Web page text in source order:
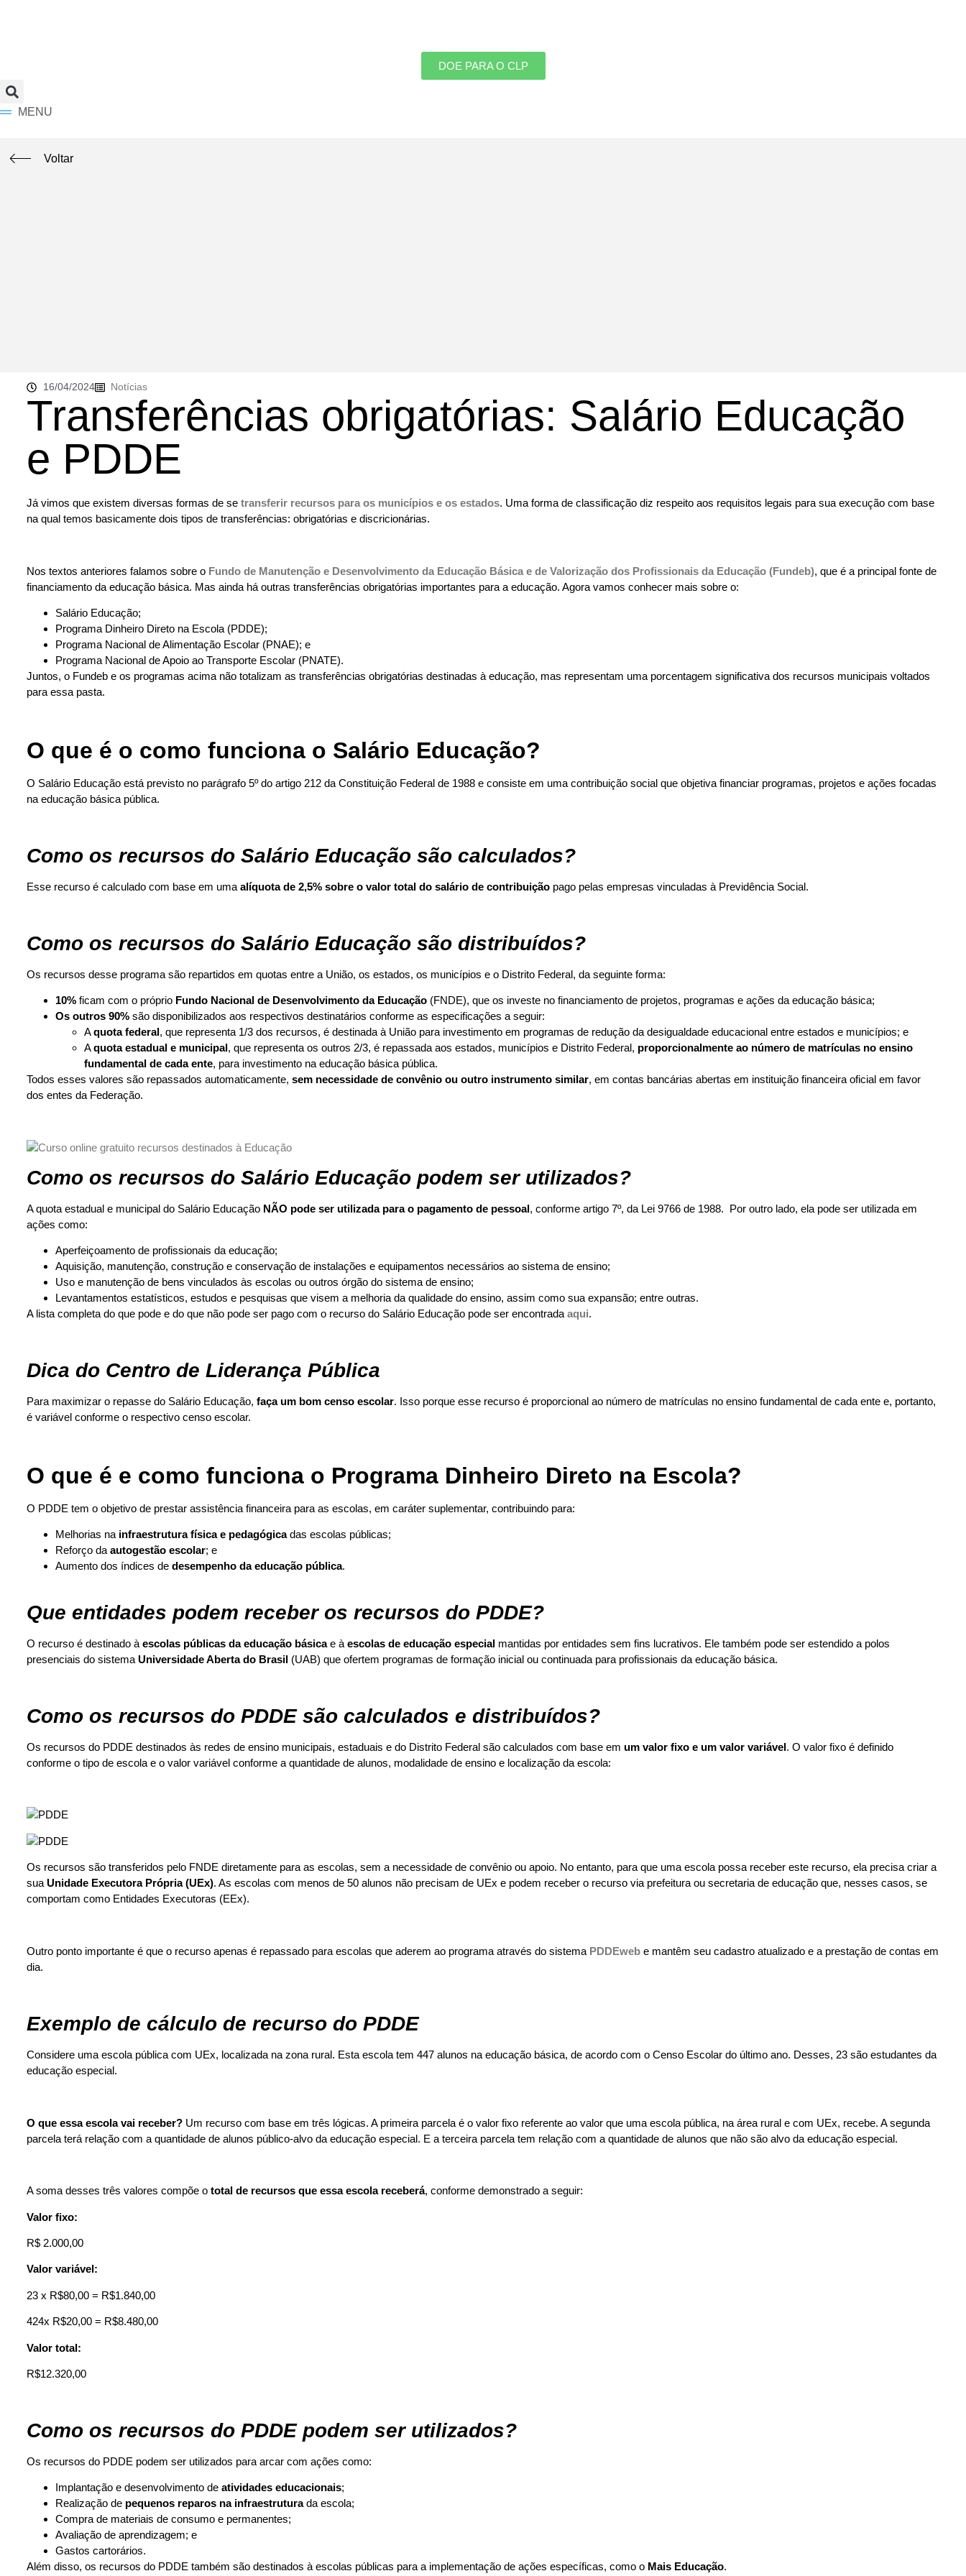
DOE PARA O CLP
MENU
Voltar
16/04/2024 Notícias
Transferências obrigatórias: Salário Educação
e PDDE
Já vimos que existem diversas formas de se transferir recursos para os municípios e os estados. Uma forma de classificação diz respeito aos requisitos legais para sua execução com base
na qual temos basicamente dois tipos de transferências: obrigatórias e discricionárias.
Nos textos anteriores falamos sobre o Fundo de Manutenção e Desenvolvimento da Educação Básica e de Valorização dos Profissionais da Educação (Fundeb), que é a principal fonte de
financiamento da educação básica. Mas ainda há outras transferências obrigatórias importantes para a educação. Agora vamos conhecer mais sobre o:
Salário Educação;
Programa Dinheiro Direto na Escola (PDDE);
Programa Nacional de Alimentação Escolar (PNAE); e
Programa Nacional de Apoio ao Transporte Escolar (PNATE).
Juntos, o Fundeb e os programas acima não totalizam as transferências obrigatórias destinadas à educação, mas representam uma porcentagem significativa dos recursos municipais voltados
para essa pasta.
O que é o como funciona o Salário Educação?
O Salário Educação está previsto no parágrafo 5º do artigo 212 da Constituição Federal de 1988 e consiste em uma contribuição social que objetiva financiar programas, projetos e ações focadas
na educação básica pública.
Como os recursos do Salário Educação são calculados?
Esse recurso é calculado com base em uma alíquota de 2,5% sobre o valor total do salário de contribuição pago pelas empresas vinculadas à Previdência Social.
Como os recursos do Salário Educação são distribuídos?
Os recursos desse programa são repartidos em quotas entre a União, os estados, os municípios e o Distrito Federal, da seguinte forma:
10% ficam com o próprio Fundo Nacional de Desenvolvimento da Educação (FNDE), que os investe no financiamento de projetos, programas e ações da educação básica;
Os outros 90% são disponibilizados aos respectivos destinatários conforme as especificações a seguir:
Aquota federal, que representa 1/3 dos recursos, é destinada à União para investimento em programas de redução da desigualdade educacional entre estados e municípios; e
Aquota estadual e municipal, que representa os outros 2/3, é repassada aos estados, municípios e Distrito Federal, proporcionalmente ao número de matrículas no ensino
fundamental de cada ente, para investimento na educação básica pública.
Todos esses valores são repassados automaticamente, sem necessidade de convênio ou outro instrumento similar, em contas bancárias abertas em instituição financeira oficial em favor
dos entes da Federação.
Como os recursos do Salário Educação podem ser utilizados?
A quota estadual e municipal do Salário Educação NÃO pode ser utilizada para o pagamento de pessoal, conforme artigo 7º, da Lei 9766 de 1988. Por outro lado, ela pode ser utilizada em
ações como:
Aperfeiçoamento de profissionais da educação;
Aquisição, manutenção, construção e conservação de instalações e equipamentos necessários ao sistema de ensino;
Uso e manutenção de bens vinculados às escolas ou outros órgão do sistema de ensino;
Levantamentos estatísticos, estudos e pesquisas que visem a melhoria da qualidade do ensino, assim como sua expansão; entre outras.
A lista completa do que pode e do que não pode ser pago com o recurso do Salário Educação pode ser encontradaaqui.
Dica do Centro de Liderança Pública
Para maximizar o repasse do Salário Educação, faça um bom censo escolar. Isso porque esse recurso é proporcional ao número de matrículas no ensino fundamental de cada ente e, portanto,
é variável conforme o respectivo censo escolar.
O que é e como funciona o Programa Dinheiro Direto na Escola?
O PDDE tem o objetivo de prestar assistência financeira para as escolas, em caráter suplementar, contribuindo para:
Melhorias na infraestrutura física e pedagógicadas escolas públicas;
Reforço daautogestão escolar; e
Aumento dos índices de desempenho da educação pública.
Que entidades podem receber os recursos do PDDE?
O recurso é destinado à escolas públicas da educação básicae à escolas de educação especial mantidas por entidades sem fins lucrativos. Ele também pode ser estendido a polos
presenciais do sistema Universidade Aberta do Brasil (UAB) que ofertem programas de formação inicial ou continuada para profissionais da educação básica.
Como os recursos do PDDE são calculados e distribuídos?
Os recursos do PDDE destinados às redes de ensino municipais, estaduais e do Distrito Federal são calculados com base em um valor fixo e um valor variável. O valor fixo é definido
conforme o tipo de escola e o valor variável conforme a quantidade de alunos, modalidade de ensino e localização da escola:
Os recursos são transferidos pelo FNDE diretamente para as escolas, sem a necessidade de convênio ou apoio. No entanto, para que uma escola possa receber este recurso, ela precisa criar a
sua Unidade Executora Própria (UEx). As escolas com menos de 50 alunos não precisam de UEx e podem receber o recurso via prefeitura ou secretaria de educação que, nesses casos, se
comportam como Entidades Executoras (EEx).
Outro ponto importante é que o recurso apenas é repassado para escolas que aderem ao programa através do sistema PDDEweb e mantêm seu cadastro atualizado e a prestação de contas em
dia.
Exemplo de cálculo de recurso do PDDE
Considere uma escola pública com UEx, localizada na zona rural. Esta escola tem 447 alunos na educação básica, de acordo com o Censo Escolar do último ano. Desses, 23 são estudantes da
educação especial.
O que essa escola vai receber? Um recurso com base em três lógicas. A primeira parcela é o valor fixo referente ao valor que uma escola pública, na área rural e com UEx, recebe. A segunda
parcela terá relação com a quantidade de alunos público-alvo da educação especial. E a terceira parcela tem relação com a quantidade de alunos que não são alvo da educação especial.
A soma desses três valores compõe o total de recursos que essa escola receberá, conforme demonstrado a seguir:
Valor fixo:
R$ 2.000,00
Valor variável:
23 x R$80,00 = R$1.840,00
424x R$20,00 = R$8.480,00
Valor total:
R$12.320,00
Como os recursos do PDDE podem ser utilizados?
Os recursos do PDDE podem ser utilizados para arcar com ações como:
Implantação e desenvolvimento de atividades educacionais;
Realização de pequenos reparos na infraestruturada escola;
Compra de materiais de consumo e permanentes;
Avaliação de aprendizagem; e
Gastos cartorários.
Além disso, os recursos do PDDE também são destinados à escolas públicas para a implementação de ações específicas, como o Mais Educação.